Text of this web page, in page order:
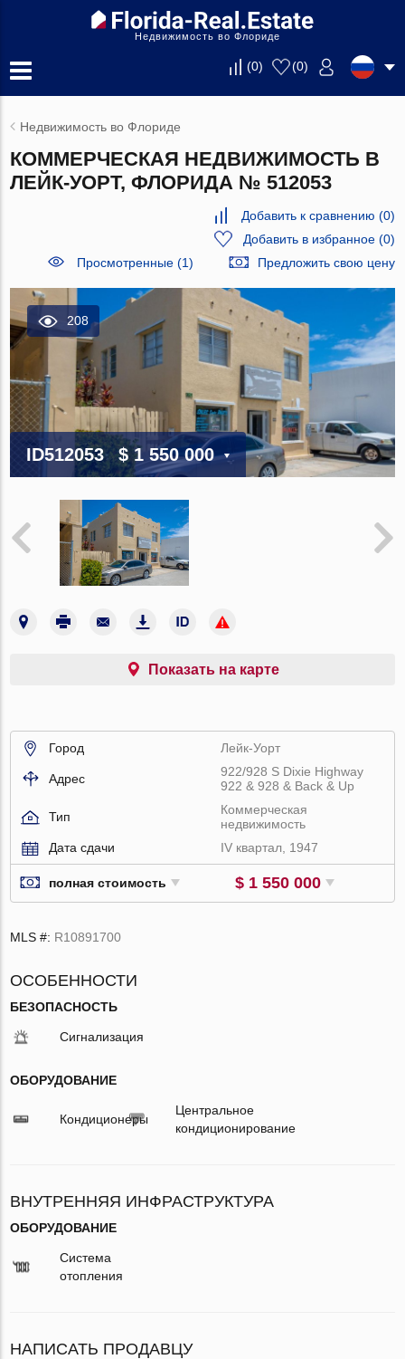
Недвижимость во Флориде
(0) (0)
Недвижимость во Флориде
КОММЕРЧЕСКАЯ НЕДВИЖИМОСТЬ В
ЛЕЙК-УОРТ, ФЛОРИДА № 512053
Добавить к сравнению (0)
Добавить в избранное(0)
Просмотренные (1)
Предложить свою цену
208
ID512053 $ 1 550 000
Показать на карте
Город Лейк-Уорт
Адрес
922/928 S Dixie Highway
922 & 928 & Back & Up
Тип
Коммерческая
недвижимость
Дата сдачи
IV квартал, 1947
полная стоимость $ 1 550 000
MLS #: R10891700
ОСОБЕННОСТИ
БЕЗОПАСНОСТЬ
Сигнализация
ОБОРУДОВАНИЕ
Кондиционеры
Центральное
кондиционирование
ВНУТРЕННЯЯ ИНФРАСТРУКТУРА
ОБОРУДОВАНИЕ
Система
отопления
НАПИСАТЬ ПРОДАВЦУ